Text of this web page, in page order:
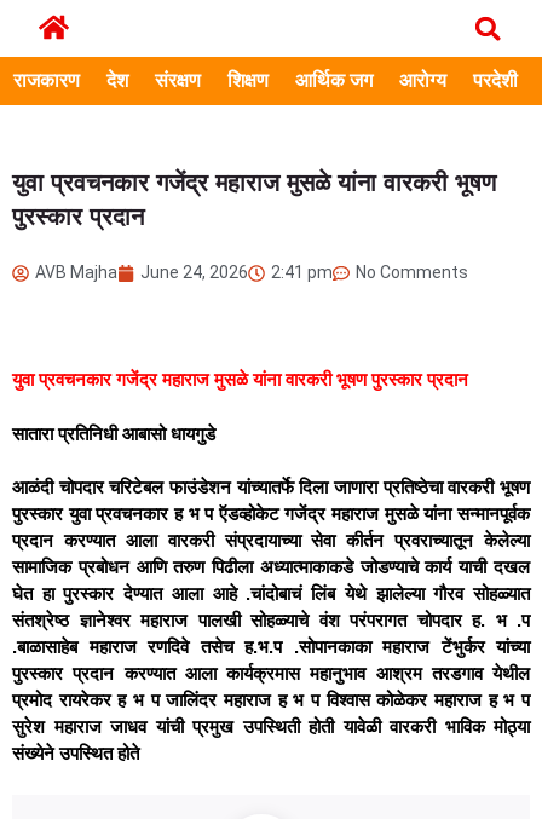
राजकारण देश संरक्षण शिक्षण आर्थिक जग आरोग्य परदेशी
युवा प्रवचनकार गजेंद्र महाराज मुसळे यांना वारकरी भूषण
पुरस्कार प्रदान
AVB Majha June 24, 2026 2:41 pm No Comments
युवा प्रवचनकार गजेंद्र महाराज मुसळे यांना वारकरी भूषण पुरस्कार प्रदान
सातारा प्रतिनिधी आबासो धायगुडे
आळंदी चोपदार चरिटेबल फाउंडेशन यांच्यातर्फे दिला जाणारा प्रतिष्ठेचा वारकरी भूषण
पुरस्कार युवा प्रवचनकार ह भ प ऍडव्होकेट गजेंद्र महाराज मुसळे यांना सन्मानपूर्वक
प्रदान करण्यात आला वारकरी संप्रदायाच्या सेवा कीर्तन प्रवराच्यातून केलेल्या
सामाजिक प्रबोधन आणि तरुण पिढीला अध्यात्माकाकडे जोडण्याचे कार्य याची दखल
घेत हा पुरस्कार देण्यात आला आहे .चांदोबाचं लिंब येथे झालेल्या गौरव सोहळ्यात
संतश्रेष्ठ ज्ञानेश्वर महाराज पालखी सोहळ्याचे वंश परंपरागत चोपदार ह. भ .प
.बाळासाहेब महाराज रणदिवे तसेच ह.भ.प .सोपानकाका महाराज टेंभुर्कर यांच्या
पुरस्कार प्रदान करण्यात आला कार्यक्रमास महानुभाव आश्रम तरडगाव येथील
प्रमोद रायरेकर ह भ प जालिंदर महाराज ह भ प विश्वास कोळेकर महाराज ह भ प
सुरेश महाराज जाधव यांची प्रमुख उपस्थिती होती यावेळी वारकरी भाविक मोठ्या
संख्येने उपस्थित होते